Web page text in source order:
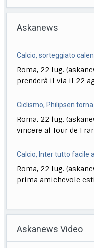
Askanews
Calcio, sorteggiato
Roma, 22 lug.
prenderà il via il 22
Ciclismo, Philipsen
Roma, 22 lug.
vincere al Tour de
Calcio, Inter tutto facile
Roma, 22 lug.
prima amichevole
Roma, 22 lug.
Lucio" (Sony Music
Askanews Video